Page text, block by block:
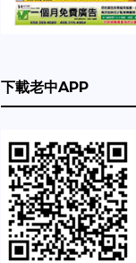
下載老中APP